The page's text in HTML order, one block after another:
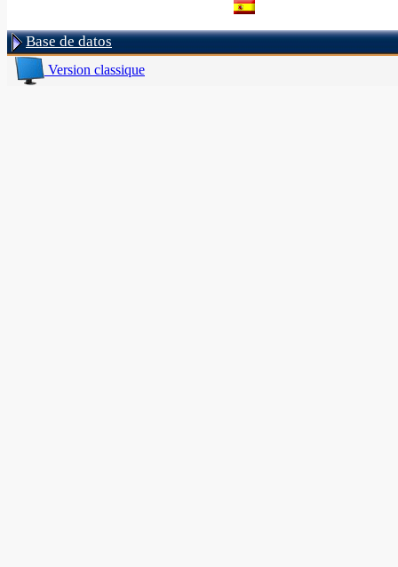
Base de datos
Version classique